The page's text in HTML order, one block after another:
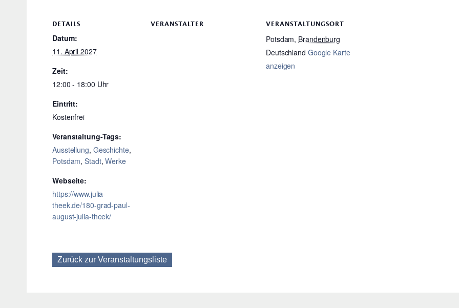
DETAILS
Datum:
11. April 2027
Zeit:
12:00 - 18:00
Eintritt:
Kostenfrei
Veranstaltung-Tags:
Ausstellung, Geschichte,
Potsdam,Stadt,Werke
Webseite:
https://www.julia-
theek.de/180-grad-paul-
august-julia-theek/
VERANSTALTER VERANSTALTUNGSORT
Potsdam, Brandenburg
Deutschland Google Karte
anzeigen
Zurück zur Veranstaltungsliste